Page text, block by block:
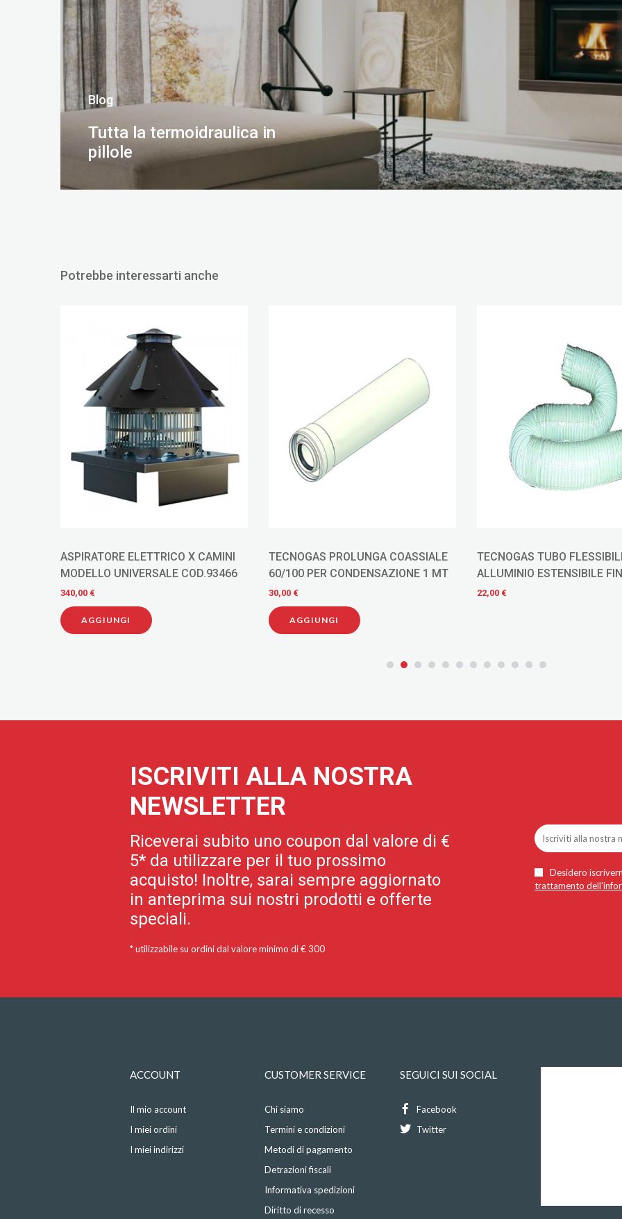
Blog
Tutta la termoidraulica in
pillole
Potrebbe interessarti anche
TECNOGAS PROLUNGA COASSIALE
60/100 PER CONDENSAZIONE 1 MT
30,00 €
AGGIUNGI
TECNOGAS TUBO FLESSIBILE
ALLUMINIO ESTENSIBILE FINO A 3
MT
22,00 €
TECNOGAS CURVA 90° D.80
SDOPPIATORE A
5,00 €
ISCRIVITI ALLA NOSTRA
NEWSLETTER
Riceverai subito uno coupon dal valore di €
5* da utilizzare per il tuo prossimo
acquisto! Inoltre, sarai sempre aggiornato
in anteprima sui nostri prodotti e offerte
speciali.
* utilizzabile su ordini dal valore minimo di € 300
Desidero
trattamento
ACCOUNT
Il mio account
I miei ordini
I miei indirizzi
CUSTOMER SERVICE
Chi siamo
Termini e condizioni
Metodi di pagamento
Detrazioni fiscali
Informativa spedizioni
Diritto di recesso
SEGUICI SUI SOCIAL
Facebook
Twitter